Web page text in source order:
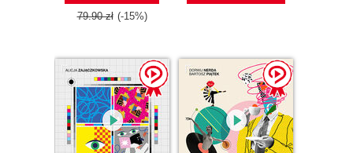
79.90 zł (-15%)